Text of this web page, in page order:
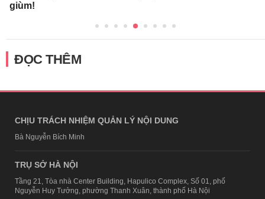
giùm!
ĐỌC THÊM
CHỊU TRÁCH NHIỆM QUẢN LÝ NỘI DUNG
Bà Nguyễn Bích Minh
TRỤ SỞ HÀ NỘI
Tầng 21, Tòa nhà Center Building, Hapulico Complex, Số 01, phố
Nguyễn Huy Tưởng, phường Thanh Xuân, thành phố Hà Nội